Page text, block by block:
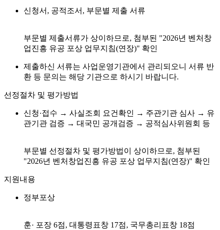
신청서, 공적조서, 부문별 제출 서류
부문별 제출서류가 상이하므로, 첨부된 "2026년 벤처창
업진흥 유공 포상 업무지침(연장)" 확인
제출하신 서류는 사업운영기관에서 관리되오니 서류 반
환 등 문의는 해당 기관으로 하시기 바랍니다.
선정절차 및 평가방법
신청·접수 → 사실조회 요건확인 → 주관기관 심사 → 유
관기관 검증 → 대국민 공개검증 → 공적심사위원회 등
부문별 선정절차 및 평가방법이 상이하므로, 첨부된
"2026년 벤처창업진흥 유공 포상 업무지침(연장)" 확인
지원내용
정부포상
훈· 포장 6점, 대통령표창 17점, 국무총리표창 18점